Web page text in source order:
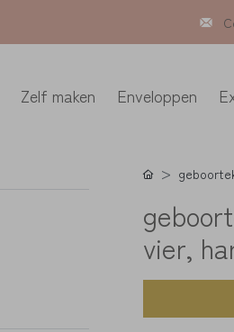
Zelf maken Enveloppen
vier,